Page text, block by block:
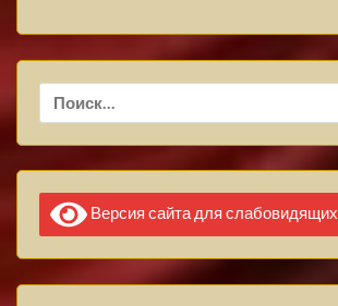
Найти:
Версия сайта для слабовидящих